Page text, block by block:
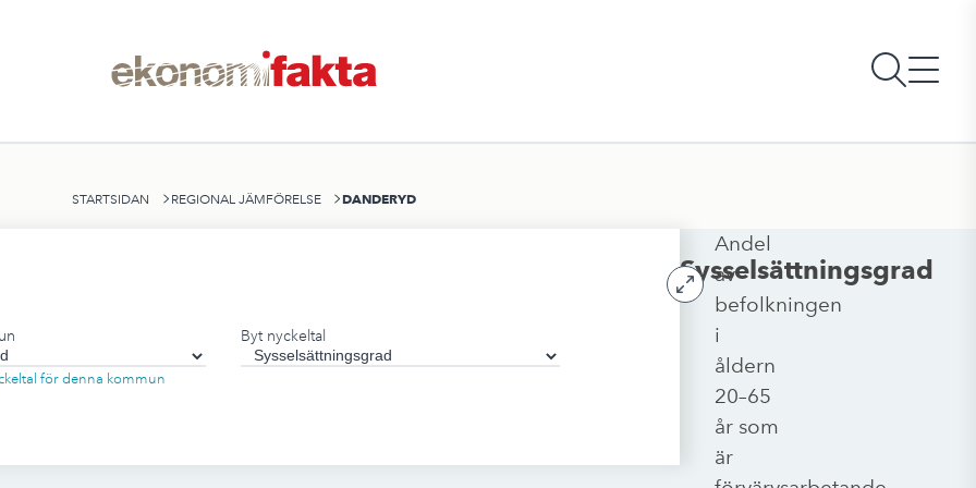
STARTSIDAN REGIONAL JÄMFÖRELSE DANDERYD
Byt nyckeltal
för denna kommun
Sysselsättningsgrad
Andel
av
befolkningen
i
åldern
20–65
år som
är